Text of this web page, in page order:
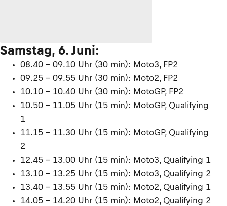
Samstag, 6. Juni:
08.40 – 09.10 Uhr (30 min): Moto3, FP2
09.25 – 09.55 Uhr (30 min): Moto2, FP2
10.10 – 10.40 Uhr (30 min): MotoGP, FP2
10.50 – 11.05 Uhr (15 min): MotoGP, Qualifying
1
11.15 – 11.30 Uhr (15 min): MotoGP, Qualifying
2
12.45 – 13.00 Uhr (15 min): Moto3, Qualifying 1
13.10 – 13.25 Uhr (15 min): Moto3, Qualifying 2
13.40 – 13.55 Uhr (15 min): Moto2, Qualifying 1
14.05 – 14.20 Uhr (15 min): Moto2, Qualifying 2